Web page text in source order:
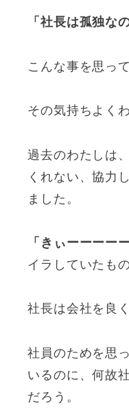
「社長は孤独な
こんな事を思っ
その気持ちよく
過去のわたしは
くれない、協力
ました。
「きぃーーーー
イラしていたも
社長は会社を良
社員のためを思
いるのに、何故
だろう。